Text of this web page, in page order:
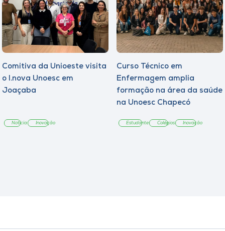
Comitiva da Unioeste visita
o I.nova Unoesc em
Joaçaba
Notícia Inovação
Curso Técnico em
Enfermagem amplia
formação na área da saúde
na Unoesc Chapecó
Estudante Colégios Inovação